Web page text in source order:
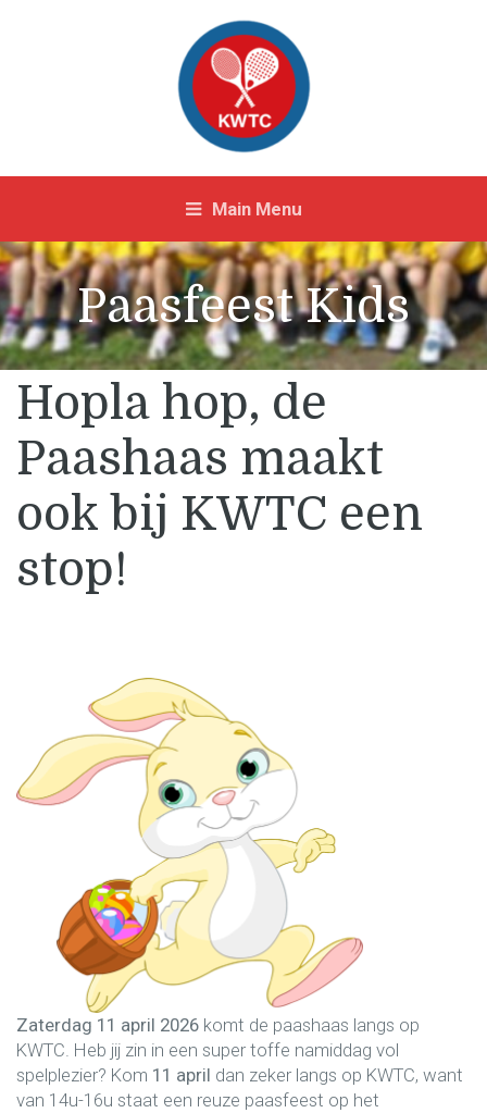
Main Menu
Paasfeest Kids
Hopla hop, de
Paashaas maakt
ook bij KWTC een
stop!
Zaterdag 11 april 2026 komt de paashaas langs op
KWTC. Heb jij zin in een super toffe namiddag vol
spelplezier? Kom 11 april dan zeker langs op KWTC, want
van 14u-16u staat een reuze paasfeest op het